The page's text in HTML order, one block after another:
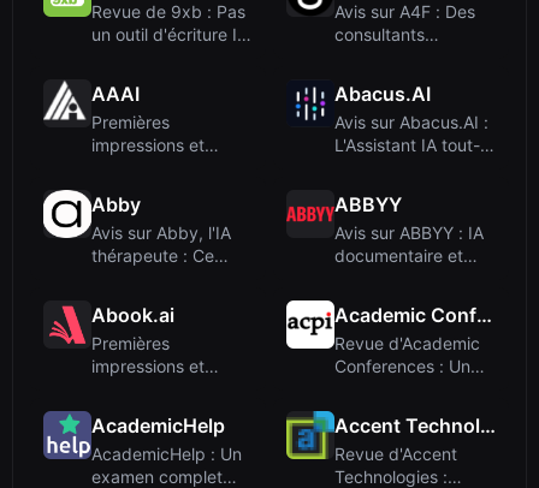
Revue de 9xb : Pas
un outil d'écriture IA,
Avis sur A4F : Des
consultants
AAAI
Premières
impressions et
Abacus.AI
Avis sur Abacus.AI :
L'Assistant IA tout-
Abby
Avis sur Abby, l'IA
thérapeute : Ce
ABBYY
Avis sur ABBYY : IA
documentaire et
Abook.ai
Premières
impressions et
Academic Conferences
Revue d'Academic
Conferences : Un
AcademicHelp
AcademicHelp : Un
examen complet
Accent Technologies
Revue d'Accent
Technologies :